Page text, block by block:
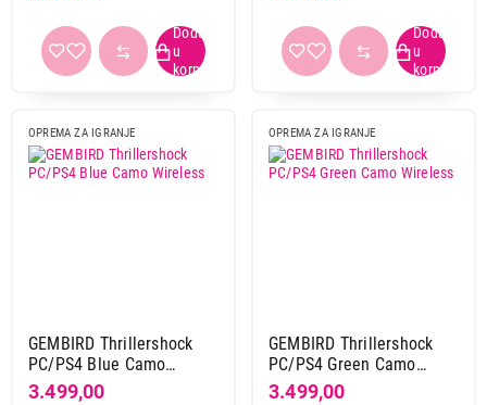
OPREMA ZA IGRANJE
GEMBIRD Thrillershock
PC/PS4 Blue Camo
Wireless
3.499,00
OPREMA ZA IGRANJE
GEMBIRD Thrillershock
PC/PS4 Green Camo
Wireless
3.499,00